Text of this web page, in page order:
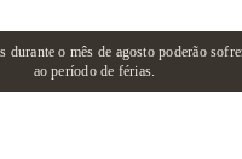
durante o mês de agosto poderão
ao período de férias.